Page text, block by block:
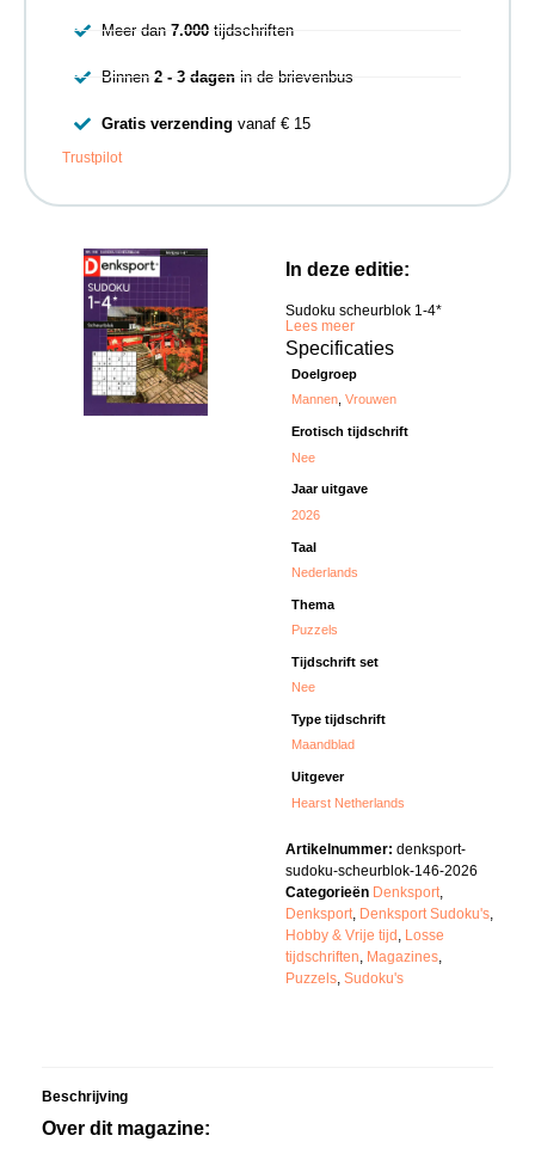
In deze editie:
Sudoku scheurblok 1-4*
Lees meer
Specificaties
Doelgroep
Mannen,Vrouwen
Erotisch tijdschrift
Nee
Jaar uitgave
2026
Taal
Nederlands
Thema
Puzzels
Tijdschrift set
Nee
Type tijdschrift
Maandblad
Uitgever
Hearst Netherlands
Artikelnummer: denksport-
sudoku-scheurblok-146-2026
Categorieën Denksport,
Denksport, Denksport Sudoku's,
Hobby & Vrije tijd , Losse
tijdschriften, Magazines,
Puzzels, Sudoku's
Beschrijving
Over dit magazine:
Meer dan 7.000tijdschriften
Binnen 2 - 3 dagenin de brievenbus
Gratis verzending vanaf € 15
Trustpilot